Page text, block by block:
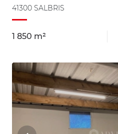
41300 SALBRIS
1 850 m²